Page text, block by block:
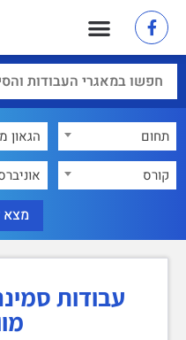
תחום
קורס
עבודות